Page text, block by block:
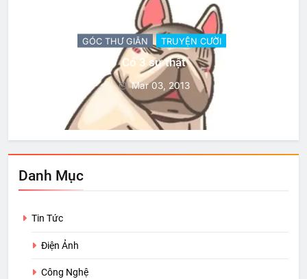
GÓC THƯ GIÃN TRUYỆN CƯỜI
Có 3 sự thật
Mar 03, 2013
Danh Mục
Tin Tức
Điện Ảnh
Công Nghệ